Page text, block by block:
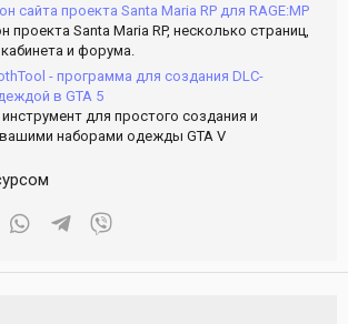
сайта проекта Santa Maria RP для RAGE:MP
проекта Santa Maria RP, несколько страниц,
и форума.
- программа для создания DLC-
в GTA 5
для простого создания и
наборами одежды GTA V
Twitter WhatsAppTelegram